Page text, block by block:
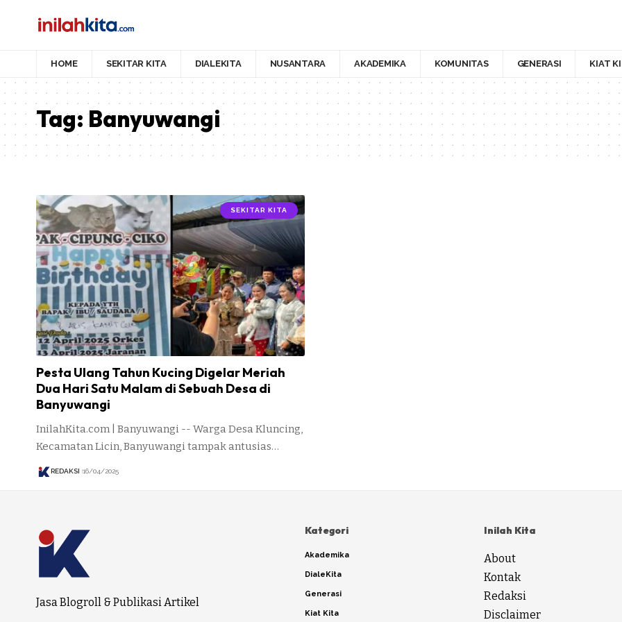
HOME SEKITAR KITA DIALEKITA NUSANTARA AKADEMIKA KOMUNITAS GENERASI KIAT
Tag:Banyuwangi
SEKITAR KITA
Pesta Ulang Tahun Kucing Digelar Meriah
Dua Hari Satu Malam di Sebuah Desa di
Banyuwangi
InilahKita.com | Banyuwangi -- Warga Desa Kluncing,
Kecamatan Licin, Banyuwangi tampak antusias…
REDAKSI 16/04/2025
Jasa Blogroll & Publikasi Artikel
Kategori
Akademika
DialeKita
Generasi
Kiat Kita
Inilah Kita
About
Kontak
Redaksi
Disclaimer